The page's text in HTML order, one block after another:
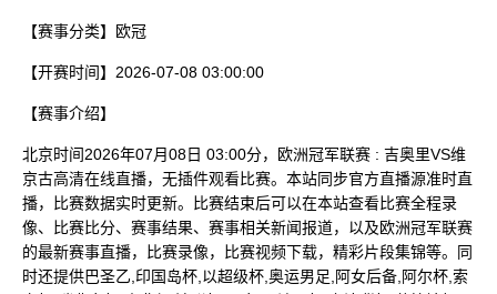
【赛事分类】 欧冠
【开赛时间】 2026-07-08 03:00:00
【赛事介绍】
北京时间2026年07月08日 03:00分，欧洲冠军联赛 : 吉奥里VS维
京古高清在线直播，无插件观看比赛。本站同步官方直播源准时直
播，比赛数据实时更新。比赛结束后可以在本站查看比赛全程录
像、比赛比分、赛事结果、赛事相关新闻报道，以及欧洲冠军联赛
的最新赛事直播，比赛录像，比赛视频下载，精彩片段集锦等。同
时还提供巴圣乙,印国岛杯,以超级杯,奥运男足,阿女后备,阿尔杯,索